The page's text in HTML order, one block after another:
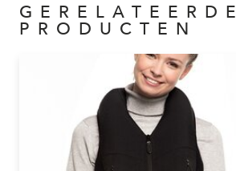
GERELATEERDE
PRODUCTEN